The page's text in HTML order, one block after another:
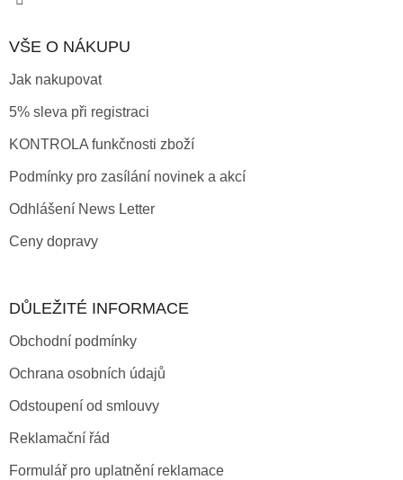
VŠE O NÁKUPU
Jak nakupovat
5% sleva při registraci
KONTROLA funkčnosti zboží
Podmínky pro zasílání novinek a akcí
Odhlášení News Letter
Ceny dopravy
DŮLEŽITÉ INFORMACE
Obchodní podmínky
Ochrana osobních údajů
Odstoupení od smlouvy
Reklamační řád
Formulář pro uplatnění reklamace